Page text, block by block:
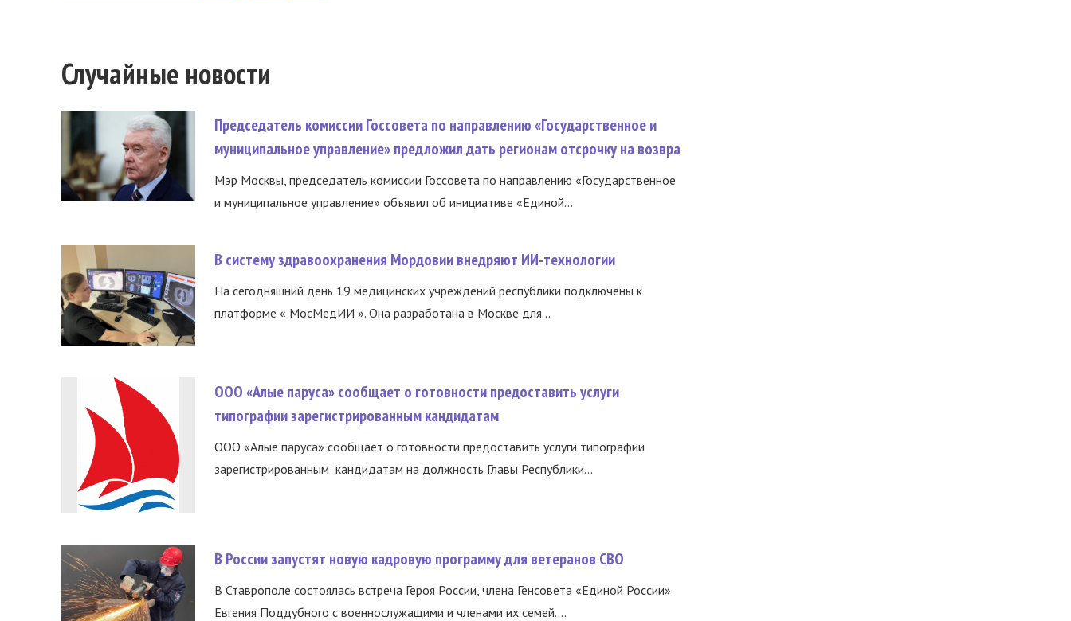
Случайные новости
Председатель комиссии Госсовета по направлению «Государственное и
муниципальное управление» предложил дать регионам отсрочку на возвра
Мэр Москвы, председатель комиссии Госсовета по направлению «Государственное
и муниципальное управление» объявил об инициативе «Единой...
В систему здравоохранения Мордовии внедряют ИИ-технологии
На сегодняшний день 19 медицинских учреждений республики подключены к
платформе « МосМедИИ ». Она разработана в Москве для...
ООО «Алые паруса» сообщает о готовности предоставить услуги
типографии зарегистрированным кандидатам
ООО «Алые паруса» сообщает о готовности предоставить услуги типографии
зарегистрированным кандидатам на должность Главы Республики...
В России запустят новую кадровую программу для ветеранов СВО
В Ставрополе состоялась встреча Героя России, члена Генсовета «Единой России»
Евгения Поддубного с военнослужащими и членами их семей....